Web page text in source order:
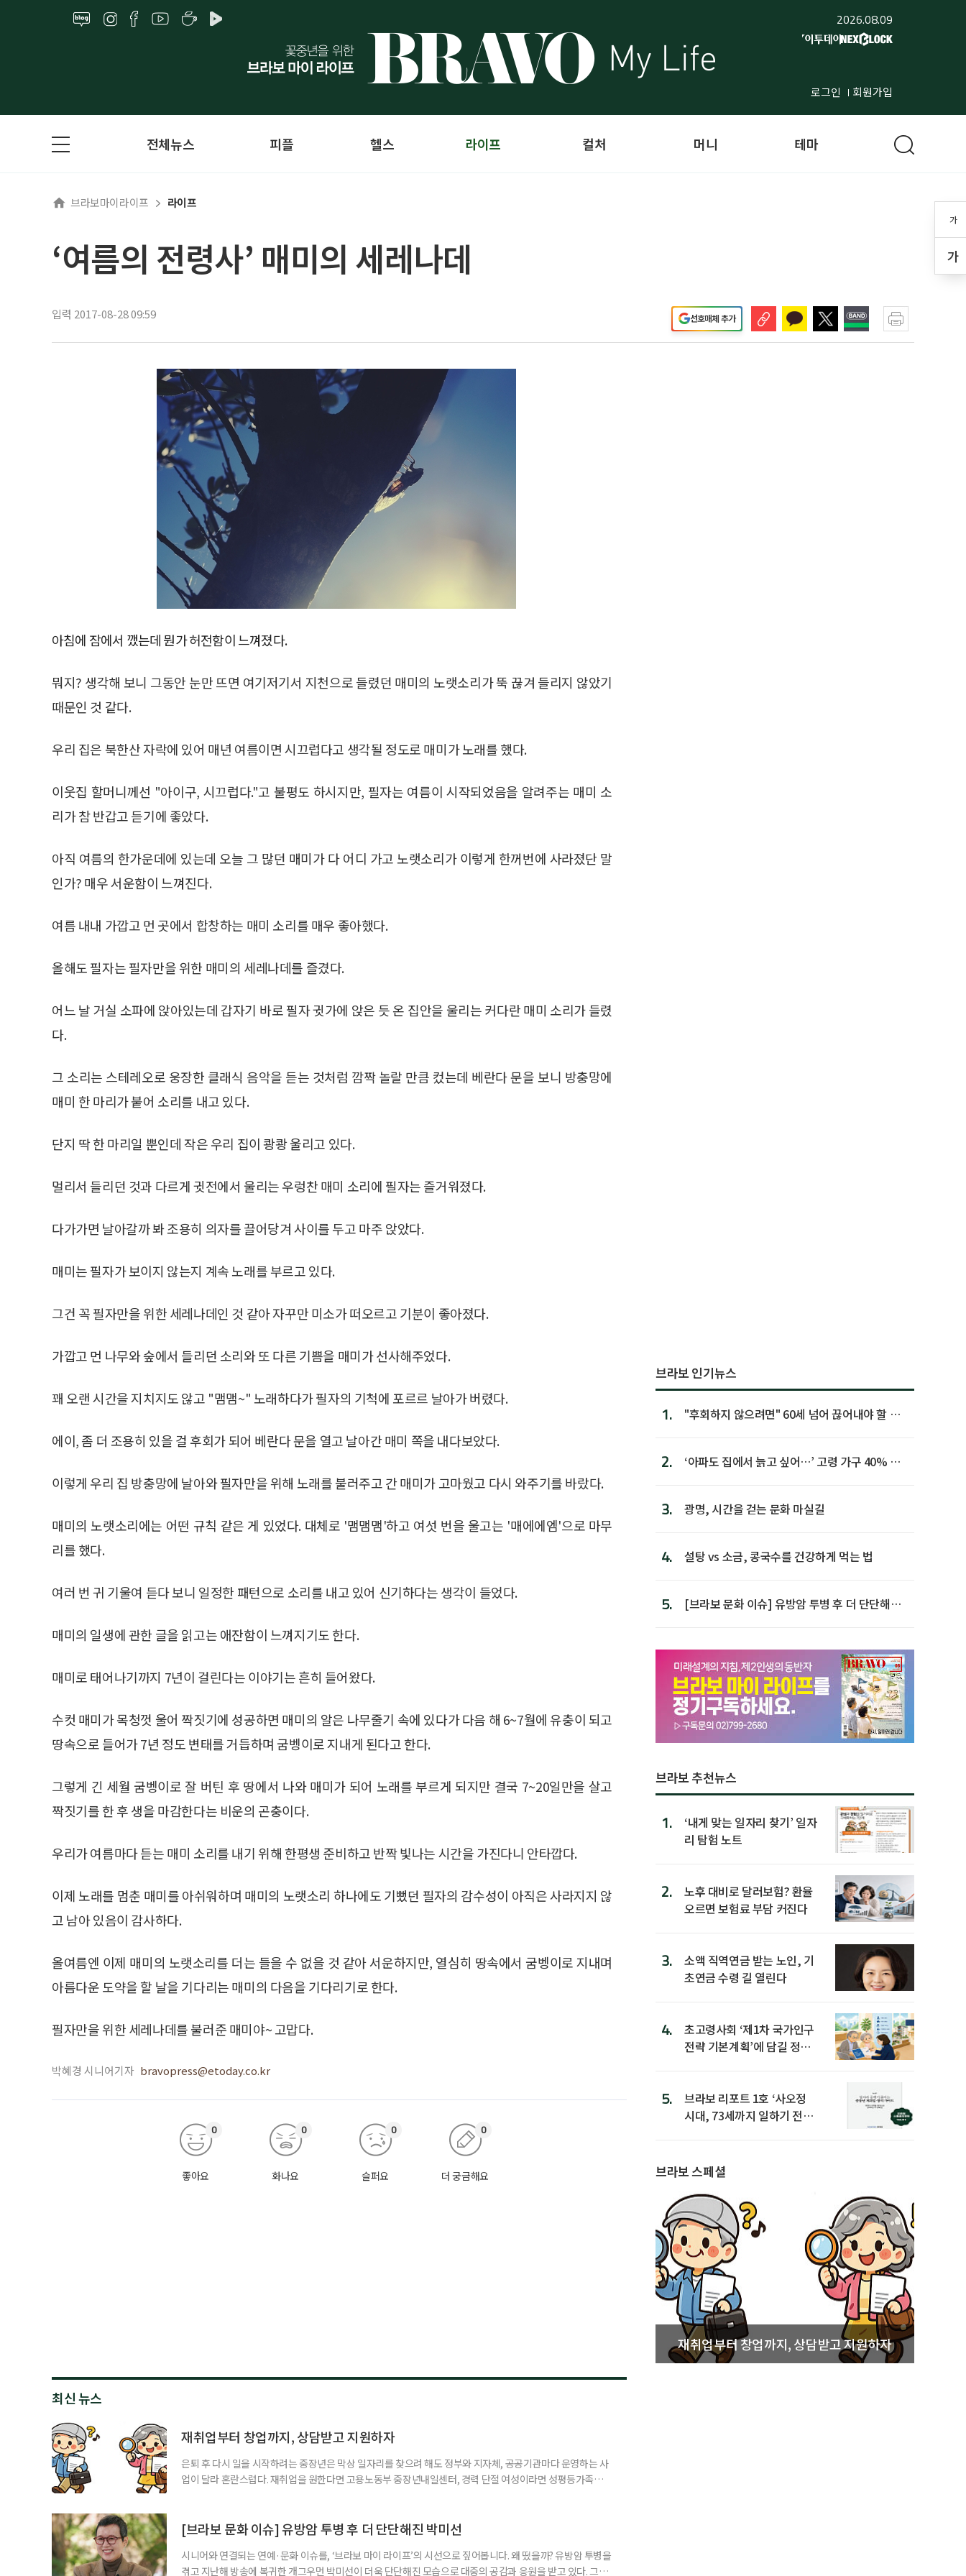
2026.08.09
로그인 회원가입
가
가
전체뉴스 피플 헬스 라이프 컬처 머니 테마
브라보마이라이프 라이프
‘여름의 전령사’ 매미의 세레나데
입력 2017-08-28 09:59 선호매체 추가
아침에 잠에서 깼는데 뭔가 허전함이 느껴졌다.
뭐지? 생각해 보니 그동안 눈만 뜨면 여기저기서 지천으로 들렸던 매미의 노랫소리가 뚝 끊겨 들리지 않았기
때문인 것 같다.
우리 집은 북한산 자락에 있어 매년 여름이면 시끄럽다고 생각될 정도로 매미가 노래를 했다.
이웃집 할머니께선 "아이구, 시끄럽다."고 불평도 하시지만, 필자는 여름이 시작되었음을 알려주는 매미 소
리가 참 반갑고 듣기에 좋았다.
아직 여름의 한가운데에 있는데 오늘 그 많던 매미가 다 어디 가고 노랫소리가 이렇게 한꺼번에 사라졌단 말
인가? 매우 서운함이 느껴진다.
여름 내내 가깝고 먼 곳에서 합창하는 매미 소리를 매우 좋아했다.
올해도 필자는 필자만을 위한 매미의 세레나데를 즐겼다.
어느 날 거실 소파에 앉아있는데 갑자기 바로 필자 귓가에 앉은 듯 온 집안을 울리는 커다란 매미 소리가 들렸
다.
그 소리는 스테레오로 웅장한 클래식 음악을 듣는 것처럼 깜짝 놀랄 만큼 컸는데 베란다 문을 보니 방충망에
매미 한 마리가 붙어 소리를 내고 있다.
단지 딱 한 마리일 뿐인데 작은 우리 집이 쾅쾅 울리고 있다.
멀리서 들리던 것과 다르게 귓전에서 울리는 우렁찬 매미 소리에 필자는 즐거워졌다.
다가가면 날아갈까 봐 조용히 의자를 끌어당겨 사이를 두고 마주 앉았다.
매미는 필자가 보이지 않는지 계속 노래를 부르고 있다.
그건 꼭 필자만을 위한 세레나데인 것 같아 자꾸만 미소가 떠오르고 기분이 좋아졌다.
가깝고 먼 나무와 숲에서 들리던 소리와 또 다른 기쁨을 매미가 선사해주었다.
꽤 오랜 시간을 지치지도 않고 "맴맴~" 노래하다가 필자의 기척에 포르르 날아가 버렸다.
에이, 좀 더 조용히 있을 걸 후회가 되어 베란다 문을 열고 날아간 매미 쪽을 내다보았다.
이렇게 우리 집 방충망에 날아와 필자만을 위해 노래를 불러주고 간 매미가 고마웠고 다시 와주기를 바랐다.
매미의 노랫소리에는 어떤 규칙 같은 게 있었다. 대체로 '맴맴맴'하고 여섯 번을 울고는 '매에에엠'으로 마무
리를 했다.
여러 번 귀 기울여 듣다 보니 일정한 패턴으로 소리를 내고 있어 신기하다는 생각이 들었다.
매미의 일생에 관한 글을 읽고는 애잔함이 느껴지기도 한다.
매미로 태어나기까지 7년이 걸린다는 이야기는 흔히 들어왔다.
수컷 매미가 목청껏 울어 짝짓기에 성공하면 매미의 알은 나무줄기 속에 있다가 다음 해 6~7월에 유충이 되고
땅속으로 들어가 7년 정도 변태를 거듭하며 굼벵이로 지내게 된다고 한다.
그렇게 긴 세월 굼벵이로 잘 버틴 후 땅에서 나와 매미가 되어 노래를 부르게 되지만 결국 7~20일만을 살고
짝짓기를 한 후 생을 마감한다는 비운의 곤충이다.
우리가 여름마다 듣는 매미 소리를 내기 위해 한평생 준비하고 반짝 빛나는 시간을 가진다니 안타깝다.
이제 노래를 멈춘 매미를 아쉬워하며 매미의 노랫소리 하나에도 기뻤던 필자의 감수성이 아직은 사라지지 않
고 남아 있음이 감사하다.
올여름엔 이제 매미의 노랫소리를 더는 들을 수 없을 것 같아 서운하지만, 열심히 땅속에서 굼벵이로 지내며
아름다운 도약을 할 날을 기다리는 매미의 다음을 기다리기로 한다.
필자만을 위한 세레나데를 불러준 매미야~ 고맙다.
박혜경 시니어기자 bravopress@etoday.co.kr
좋아요
0
화나요
0
슬퍼요
0
더 궁금해요
0
최신 뉴스
재취업부터 창업까지, 상담받고 지원하자
은퇴 후 다시 일을 시작하려는 중장년은 막상 일자리를 찾으려 해도 정부와 지자체, 공공기관마다 운영하는 사
업이 달라 혼란스럽다. 재취업을 원한다면 고용노동부 중장년내일센터, 경력 단절 여성이라면 성평등가족부
준비부터 구직 수당까지 고용노동부 국민취업지원제도 구직활동이 쉽지 않은 사람을 위한 제도다. 개인별 취
업 지원 계획을 세
[브라보 문화 이슈] 유방암 투병 후 더 단단해진 박미선
시니어와 연결되는 연예·문화 이슈를, ‘브라보 마이 라이프’의 시선으로 짚어봅니다. 왜 떴을까? 유방암 투병을
겪고 지난해 방송에 복귀한 개그우먼 박미선이 더욱 단단해진 모습으로 대중의 공감과 응원을 받고 있다. 그러
브라보 인기뉴스
1.
"후회하지 않으려면" 60세 넘어 끊어내야 할 사
2.
‘아파도 집에서 늙고 싶어…’ 고령 가구 40% 노
3. 광명, 시간을 걷는 문화 마실길
4. 설탕 vs 소금, 콩국수를 건강하게 먹는 법
5.
[브라보 문화 이슈] 유방암 투병 후 더 단단해진
브라보 추천뉴스
1.
‘내게 맞는 일자리 찾기’ 일자
리 탐험 노트
2.
노후 대비로 달러보험? 환율
오르면 보험료 부담 커진다
3.
소액 직역연금 받는 노인, 기
초연금 수령 길 열린다
4.
초고령사회 ‘제1차 국가인구
전략 기본계획’에 담길 정책
5.
브라보 리포트 1호 ‘사오정
시대, 73세까지 일하기 전략’
브라보 스페셜
재취업부터 창업까지, 상담받고 지원하자